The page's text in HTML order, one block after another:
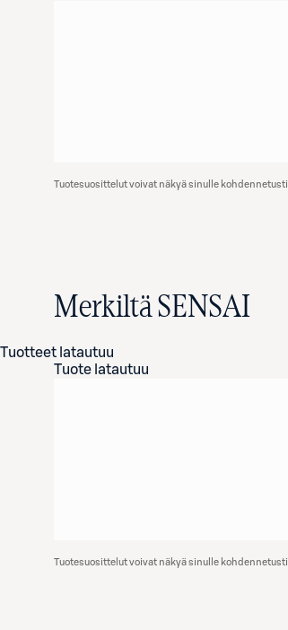
Tuotesuosittelut voivat näkyä sinulle kohdennetusti
Merkiltä SENSAI
Tuotteet latautuu
Tuote latautuu
Tuotesuosittelut voivat näkyä sinulle kohdennetusti